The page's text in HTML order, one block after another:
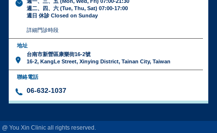
週二、四、六 (Tue, Thu, Sat) 07:00-17:00
週日 休診 Closed on Sunday
詳細門診時段
地址
台南市新營區康樂街16-2號
16-2, KangLe Street, Xinying District, Tainan City, Taiwan
聯絡電話
06-632-1037
@ You Xin Clinic all rights reserved.